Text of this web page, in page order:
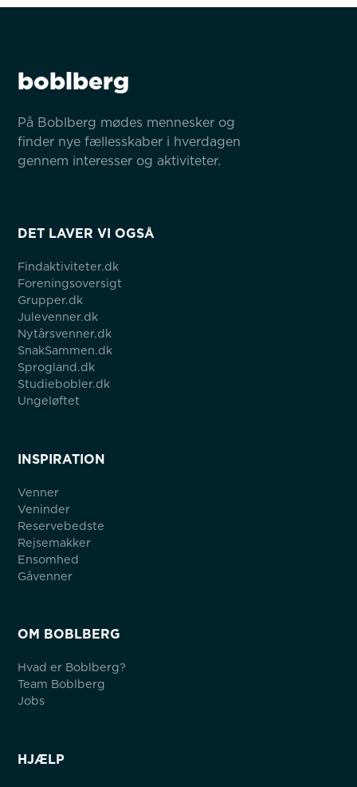
boblberg
På Boblberg mødes mennesker og
finder nye fællesskaber i hverdagen
gennem interesser og aktiviteter.
DET LAVER VI OGSÅ
Findaktiviteter.dk
Foreningsoversigt
Grupper.dk
Julevenner.dk
Nytårsvenner.dk
SnakSammen.dk
Sprogland.dk
Studiebobler.dk
Ungeløftet
INSPIRATION
Venner
Veninder
Reservebedste
Rejsemakker
Ensomhed
Gåvenner
OM BOBLBERG
Hvad er Boblberg?
Team Boblberg
Jobs
HJÆLP